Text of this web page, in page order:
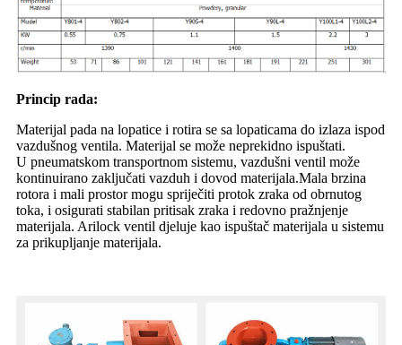
Princip rada:
Materijal pada na lopatice i rotira se sa lopaticama do izlaza ispod
vazdušnog ventila. Materijal se može neprekidno ispuštati.
U pneumatskom transportnom sistemu, vazdušni ventil može
kontinuirano zaključati vazduh i dovod materijala.Mala brzina
rotora i mali prostor mogu spriječiti protok zraka od obrnutog
toka, i osigurati stabilan pritisak zraka i redovno pražnjenje
materijala. Arilock ventil djeluje kao ispuštač materijala u sistemu
za prikupljanje materijala.